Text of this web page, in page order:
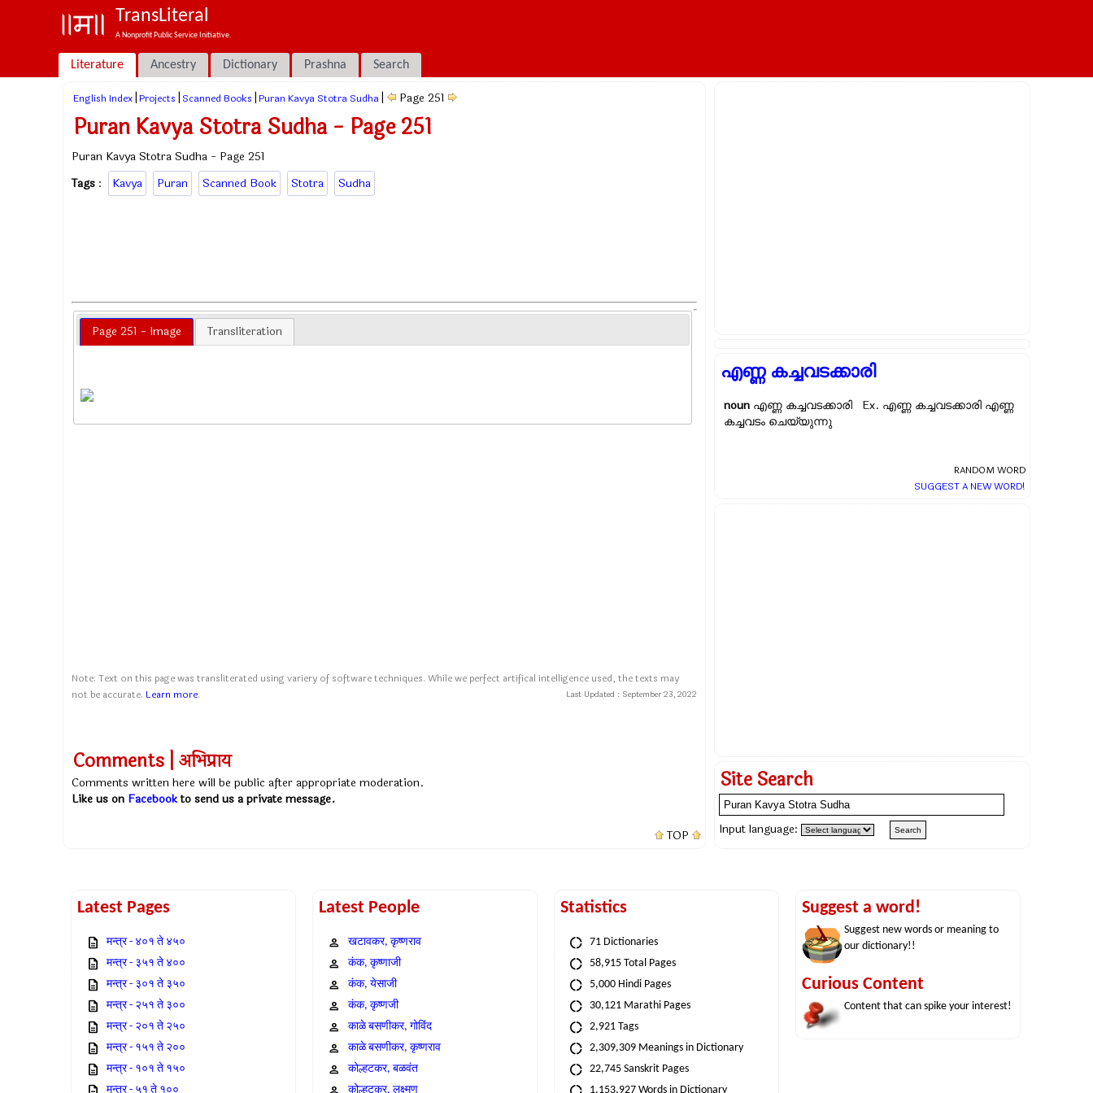
TransLiteral
A Nonprofit Public Service Initiative.
Literature Ancestry Dictionary Prashna Search
English Index Projects Scanned Books Puran Kavya Stotra Sudha Page 251
Puran Kavya Stotra Sudha - Page 251
Puran Kavya Stotra Sudha - Page 251
Tags : Kavya Puran Scanned Book Stotra Sudha
Page 251 - Image Transliteration
Note: Text on this page was transliterated using variery of software techniques. While we perfect artifical intelligence used, the texts may
not be accurate. Learn more. Last Updated : September 23, 2022
Comments | अभिप्राय
Comments written here will be public after appropriate moderation.
Like us on Facebookto send us a private message.
TOP
എണ്ണ കച്ചവടക്കാരി
noun എണ്ണ കച്ചവടക്കാരി Ex. എണ്ണ കച്ചവടക്കാരി എണ്ണ
കച്ചവടം ചെയ്യുന്നു
RANDOM WORD
SUGGEST A NEW WORD!
Site Search
Input language:
Latest Pages
मन्त्र - ४०१ ते ४५०
मन्त्र - ३५१ ते ४००
मन्त्र - ३०१ ते ३५०
मन्त्र - २५१ ते ३००
मन्त्र - २०१ ते २५०
मन्त्र - १५१ ते २००
मन्त्र - १०१ ते १५०
मन्त्र - ५१ ते १००
Latest People
खटावकर, कृष्णराव
कंक, कृष्णाजी
कंक, येसाजी
कंक, कृष्णजी
काळे बसणीकर, गोविंद
काळे बसणीकर, कृष्णराव
कोल्हटकर, बळवंत
कोल्हटकर, लक्ष्मण
Statistics
71 Dictionaries
58,915 Total Pages
5,000 Hindi Pages
30,121 Marathi Pages
2,921 Tags
2,309,309 Meanings in Dictionary
22,745 Sanskrit Pages
1,153,927 Words in Dictionary
Suggest a word!
Suggest new words or meaning to
our dictionary!!
Curious Content
Content that can spike your interest!